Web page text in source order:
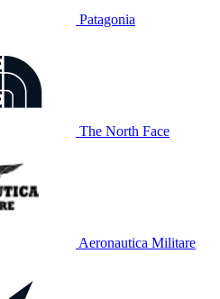
Patagonia
The North Face
Aeronautica Militare